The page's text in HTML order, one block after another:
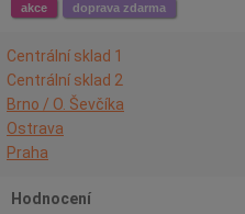
akce doprava zdarma
Centrální sklad 1
Centrální sklad 2
Brno / O. Ševčíka
Ostrava
Praha
Hodnocení